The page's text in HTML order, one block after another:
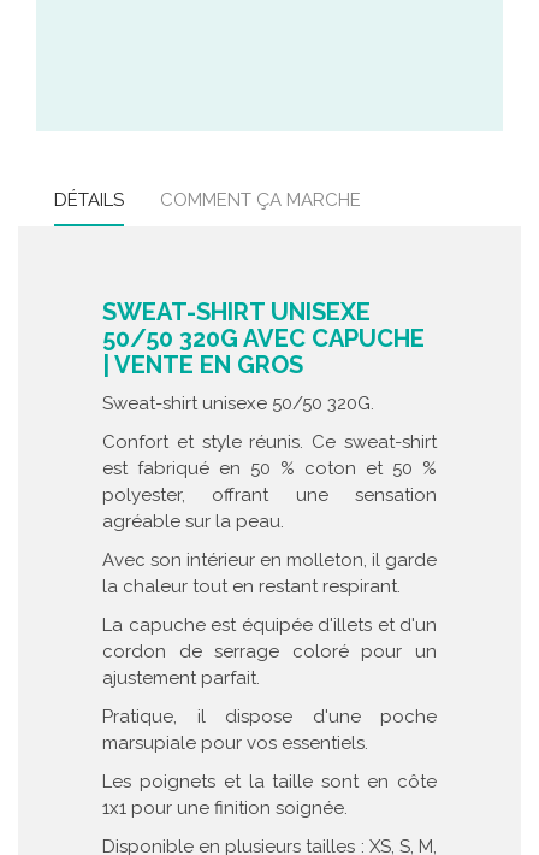
DÉTAILS COMMENT ÇA MARCHE
SWEAT-SHIRT UNISEXE
50/50 320G AVEC CAPUCHE
| VENTE EN GROS
Sweat-shirt unisexe 50/50 320G.
Confort et style réunis. Ce sweat-shirt
est fabriqué en 50 % coton et 50 %
polyester, offrant une sensation
agréable sur la peau.
Avec son intérieur en molleton, il garde
la chaleur tout en restant respirant.
La capuche est équipée d'illets et d'un
cordon de serrage coloré pour un
ajustement parfait.
Pratique, il dispose d'une poche
marsupiale pour vos essentiels.
Les poignets et la taille sont en côte
1x1 pour une finition soignée.
Disponible en plusieurs tailles : XS, S, M,